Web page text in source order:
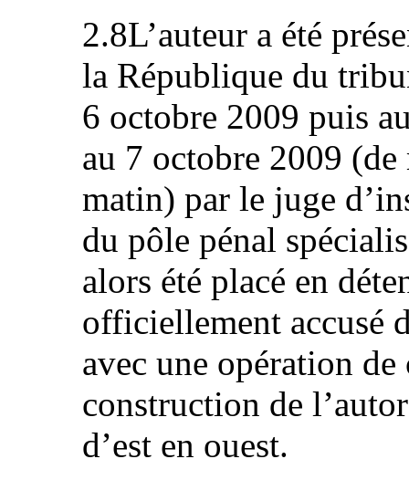
2.8L’auteur a été
la République du
6 octobre 2009 puis
au 7 octobre 2009
matin) par le juge
du pôle pénal
alors été placé en
officiellement accusé
avec une opération
construction de
d’est en ouest.